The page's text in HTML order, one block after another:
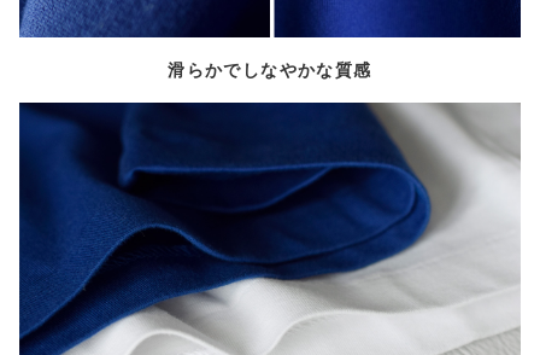
滑らかでしなやかな質感